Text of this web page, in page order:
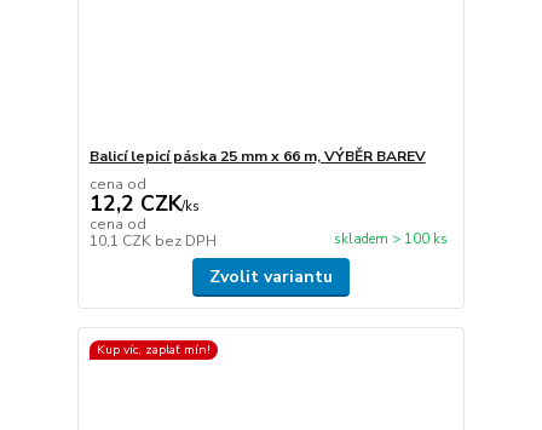
Balicí lepicí páska 25 mm x 66 m, VÝBĚR BAREV
cena od
12,2 CZK/ks
cena od
10,1 CZK bez DPH skladem > 100 ks
Zvolit variantu
Kup víc, zaplať mín!